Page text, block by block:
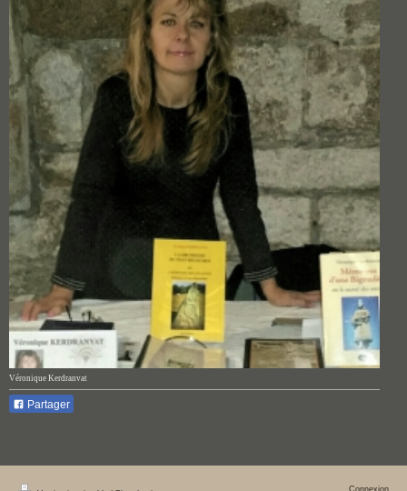
Véronique Kerdranvat
Partager
Connexion